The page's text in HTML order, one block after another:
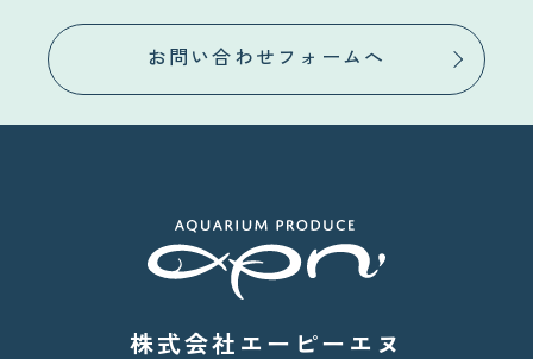
お問い合わせフォームへ
株式会社エーピーエヌ